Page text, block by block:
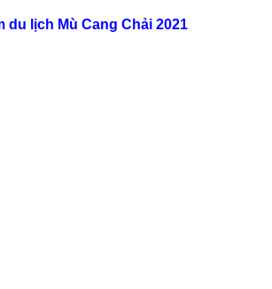
du lịch Mù Cang Chải 2021